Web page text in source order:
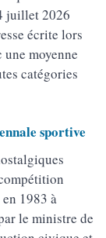
juillet 2026
écrite lors
moyenne
catégories
sportive
1983 à
le ministre de